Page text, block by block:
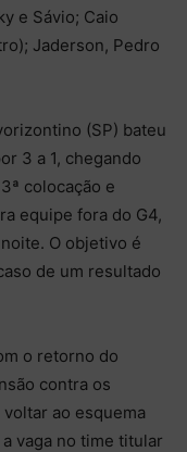
e Sávio; Caio
Jaderson, Pedro
(SP) bateu
3 a 1, chegando
colocação e
equipe fora do G4,
O objetivo é
de um resultado
o retorno do
contra os
ao esquema
vaga no time titular